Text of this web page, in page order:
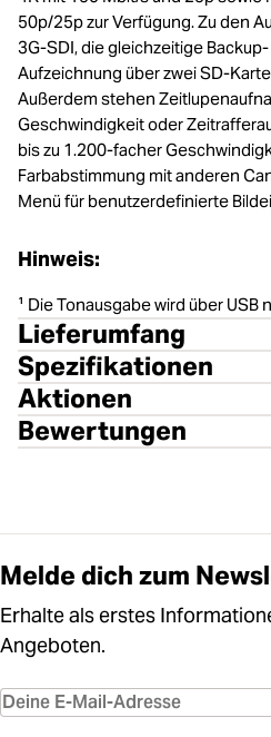
50p/25p zur Verfügung. Zu den
3G-SDI, die gleichzeitige
Aufzeichnung über zwei SD-
Außerdem stehen
Geschwindigkeit oder
bis zu 1.200-facher
Farbabstimmung mit anderen
Menü für benutzerdefinierte
Hinweis:
¹ Die Tonausgabe wird über USB
Lieferumfang
Spezifikationen
Aktionen
Bewertungen
Melde dich zum
Erhalte als erstes
Angeboten.